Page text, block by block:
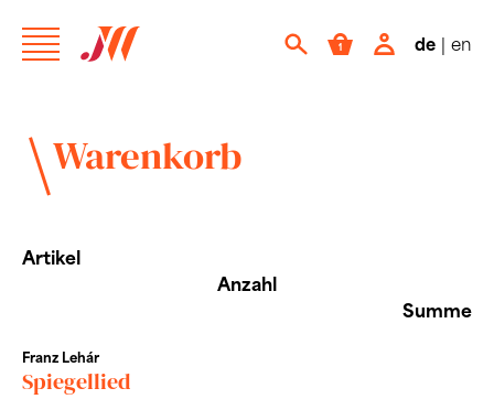
de | en
Warenkorb
Artikel
Anzahl
Summe
Franz Lehár
Spiegellied